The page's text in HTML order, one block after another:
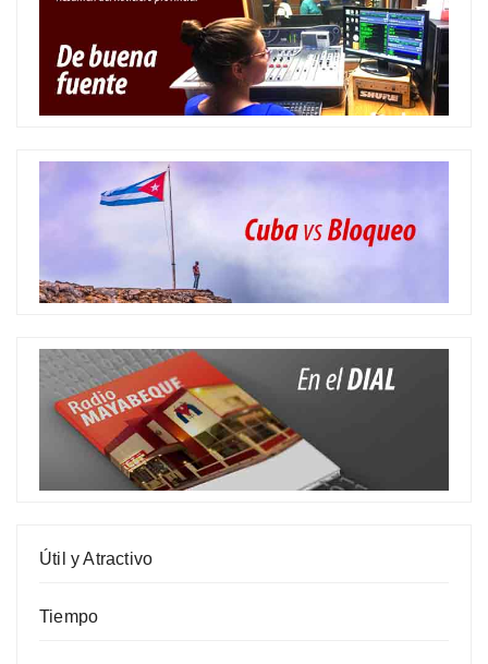
Útil y Atractivo
Tiempo